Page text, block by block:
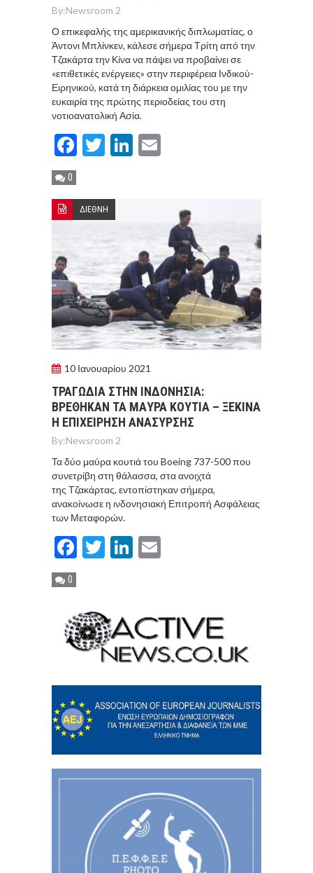
By:Newsroom 2
Ο επικεφαλής της αμερικανικής διπλωματίας, ο
Άντονι Μπλίνκεν, κάλεσε σήμερα Τρίτη από την
Τζακάρτα την Κίνα να πάψει να προβαίνει σε
«επιθετικές ενέργειες» στην περιφέρεια Ινδικού-
Ειρηνικού, κατά τη διάρκεια ομιλίας του με την
ευκαιρία της πρώτης περιοδείας του στη
νοτιοανατολική Ασία.
Facebook
TwitterLinkedIn
0
ΔΙΕΘΝΗ
10 Ιανουαρίου 2021
ΤΡΑΓΩΔIΑ ΣΤΗΝ ΙΝΔΟΝΗΣIΑ:
ΒΡEΘΗΚΑΝ ΤΑ ΜΑYΡΑ ΚΟΥΤIA – ΞΕΚΙΝA
Η ΕΠΙΧΕIΡΗΣΗ ΑΝAΣΥΡΣΗΣ
By:Newsroom 2
Τα δύο μαύρα κουτιά του Boeing 737-500 που
συνετρίβη στη θάλασσα, στα ανοιχτά
της Τζακάρτας, εντοπίστηκαν σήμερα,
ανακοίνωσε η ινδονησιακή Επιτροπή Ασφάλειας
των Μεταφορών.
Facebook
TwitterLinkedIn
0